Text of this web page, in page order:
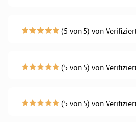
(5 von 5) von
(5 von 5) von
(5 von 5) von